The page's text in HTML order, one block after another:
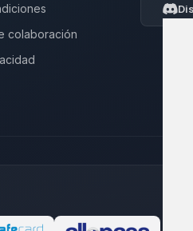
colaboración
ayudarte.
08/08/